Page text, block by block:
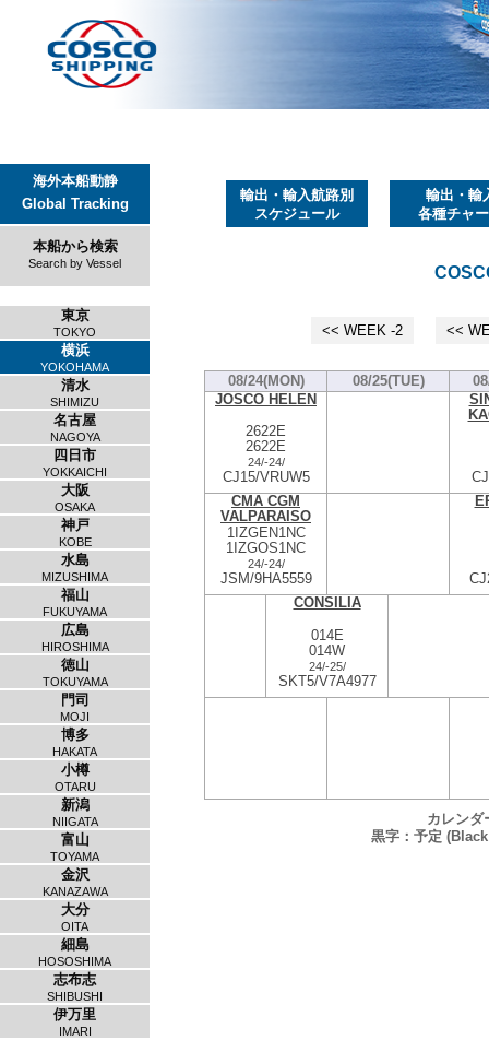
海外本船動静
Global Tracking
本船から検索
Search by Vessel
東京
TOKYO
横浜
YOKOHAMA
清水
SHIMIZU
名古屋
NAGOYA
四日市
YOKKAICHI
大阪
OSAKA
神戸
KOBE
水島
MIZUSHIMA
福山
FUKUYAMA
広島
HIROSHIMA
徳山
TOKUYAMA
門司
MOJI
博多
HAKATA
小樽
OTARU
新潟
NIIGATA
富山
TOYAMA
金沢
KANAZAWA
大分
OITA
細島
HOSOSHIMA
志布志
SHIBUSHI
伊万里
IMARI
輸出・輸入航路別
スケジュール
輸出・輸
各種チャ
<< WEEK -2 <<
08/24(MON) 08/25(TUE)
JOSCO HELEN
2622E
2622E
24/-24/
CJ15/VRUW5
CMA CGM
VALPARAISO
1IZGEN1NC
1IZGOS1NC
24/-24/
JSM/9HA5559
CONSILIA
014E
014W
24/-25/
SKT5/V7A4977
カレンダ
黒字：予定